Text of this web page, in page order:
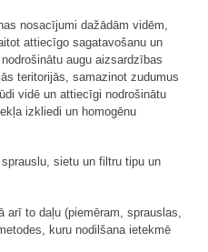
nosacījumi dažādām vidēm,
attiecīgo sagatavošanu un
augu aizsardzības
teritorijās, samazinot zudumus
vidē un attiecīgi nodrošinātu
izkliedi un homogēnu
sietu un filtru tipu un
arī to daļu (piemēram, sprauslas,
kuru nodilšana ietekmē